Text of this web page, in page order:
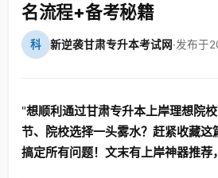
名流程+备考秘籍
科 新逆袭甘肃专升本考试网·发布于
"想顺利通过甘肃专升本上岸理想院
节、院校选择一头雾水？赶紧收藏这
搞定所有问题！文末有上岸神器推荐